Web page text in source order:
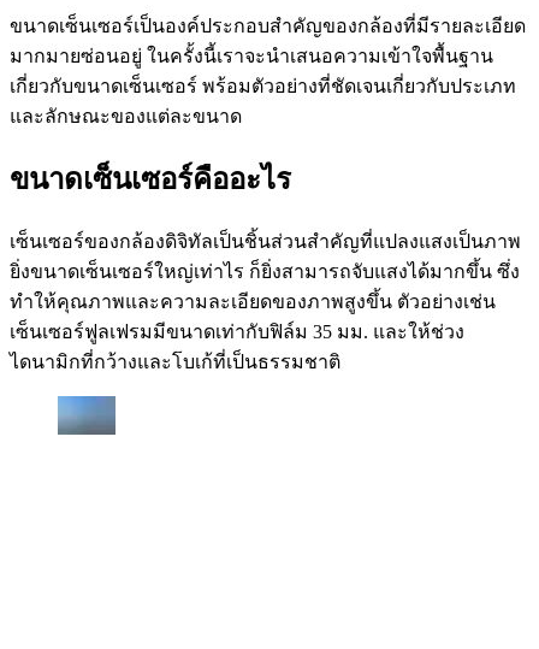
ขนาดเซ็นเซอร์เป็นองค์ประกอบสำคัญของกล้องที่มีรายละเอียด
มากมายซ่อนอยู่ ในครั้งนี้เราจะนำเสนอความเข้าใจพื้นฐาน
เกี่ยวกับขนาดเซ็นเซอร์ พร้อมตัวอย่างที่ชัดเจนเกี่ยวกับประเภท
และลักษณะของแต่ละขนาด
ขนาดเซ็นเซอร์คืออะไร
เซ็นเซอร์ของกล้องดิจิทัลเป็นชิ้นส่วนสำคัญที่แปลงแสงเป็นภาพ
ยิ่งขนาดเซ็นเซอร์ใหญ่เท่าไร ก็ยิ่งสามารถจับแสงได้มากขึ้น ซึ่ง
ทำให้คุณภาพและความละเอียดของภาพสูงขึ้น ตัวอย่างเช่น
เซ็นเซอร์ฟูลเฟรมมีขนาดเท่ากับฟิล์ม 35 มม. และให้ช่วง
ไดนามิกที่กว้างและโบเก้ที่เป็นธรรมชาติ